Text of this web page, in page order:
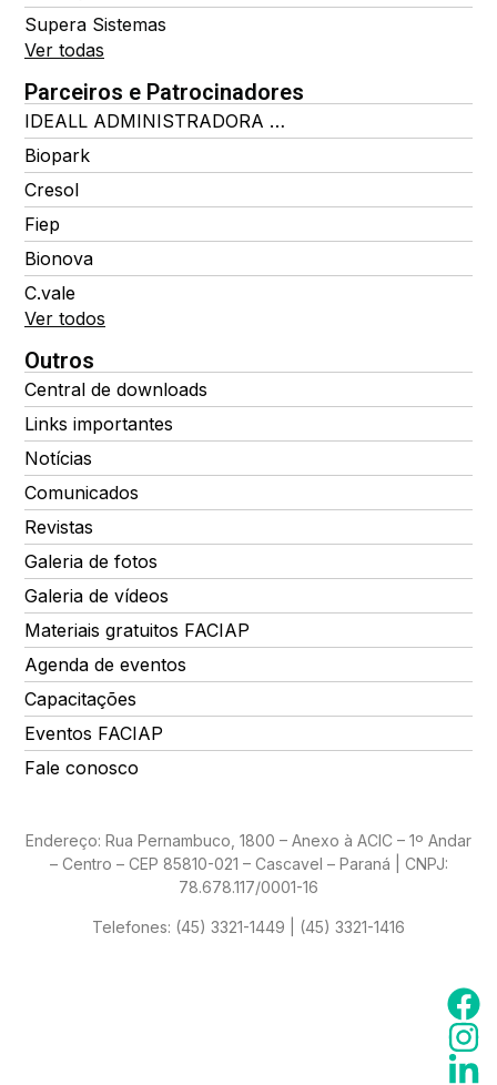
Supera Sistemas
Ver todas
Parceiros e Patrocinadores
IDEALL ADMINISTRADORA DE BENEFÍCIOS
Biopark
Cresol
Fiep
Bionova
C.vale
Ver todos
Outros
Central de downloads
Links importantes
Notícias
Comunicados
Revistas
Galeria de fotos
Galeria de vídeos
Materiais gratuitos FACIAP
Agenda de eventos
Capacitações
Eventos FACIAP
Fale conosco
Endereço: Rua Pernambuco, 1800 – Anexo à ACIC – 1º Andar
– Centro – CEP 85810-021 – Cascavel – Paraná | CNPJ:
78.678.117/0001-16
Telefones: (45) 3321-1449 | (45) 3321-1416